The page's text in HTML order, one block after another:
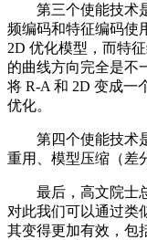
第三个使能技术是
频编码和特征编码使
2D 优化模型，而特
的曲线方向完全是不
将 R-A 和 2D 变成一
优化。
第四个使能技术是
重用、模型压缩（差
最后，高文院士总
对此我们可以通过类
其变得更加有效，包